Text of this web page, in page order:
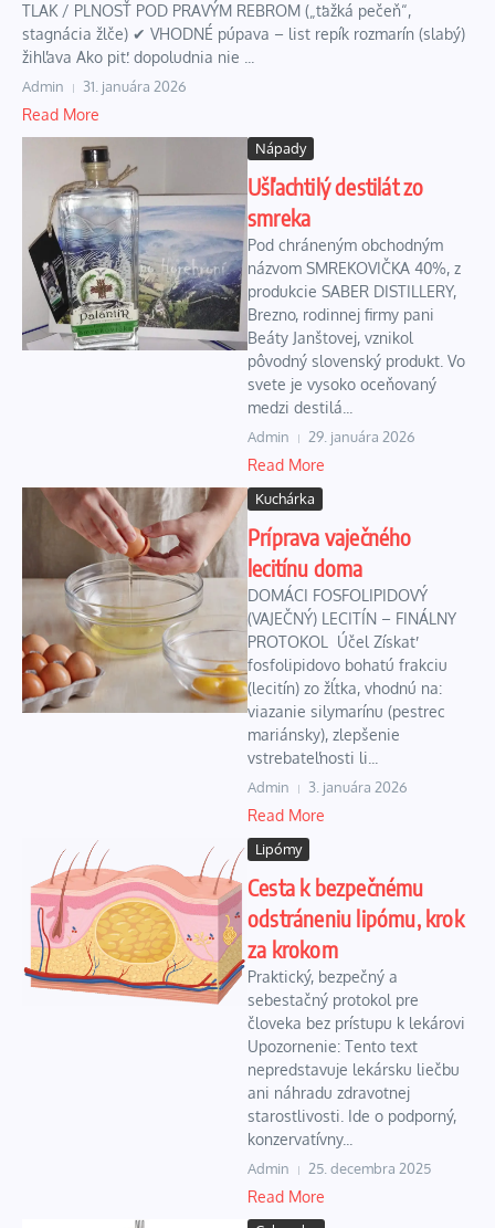
TLAK / PLNOSŤ POD PRAVÝM REBROM („ťažká pečeň“,
stagnácia žlče) ✔ VHODNÉ púpava – list repík rozmarín (slabý)
žihľava Ako piť: dopoludnia nie ...
Admin 31. januára 2026
Read More
Nápady
Ušľachtilý destilát zo
smreka
Pod chráneným obchodným
názvom SMREKOVIČKA 40%, z
produkcie SABER DISTILLERY,
Brezno, rodinnej firmy pani
Beáty Janštovej, vznikol
pôvodný slovenský produkt. Vo
svete je vysoko oceňovaný
medzi destilá...
Admin 29. januára 2026
Read More
Kuchárka
Príprava vaječného
lecitínu doma
DOMÁCI FOSFOLIPIDOVÝ
(VAJEČNÝ) LECITÍN – FINÁLNY
PROTOKOL Účel Získať
fosfolipidovo bohatú frakciu
(lecitín) zo žĺtka, vhodnú na:
viazanie silymarínu (pestrec
mariánsky), zlepšenie
vstrebateľnosti li...
Admin 3. januára 2026
Read More
Lipómy
Cesta k bezpečnému
odstráneniu lipómu, krok
za krokom
Praktický, bezpečný a
sebestačný protokol pre
človeka bez prístupu k lekárovi
Upozornenie: Tento text
nepredstavuje lekársku liečbu
ani náhradu zdravotnej
starostlivosti. Ide o podporný,
konzervatívny...
Admin 25. decembra 2025
Read More